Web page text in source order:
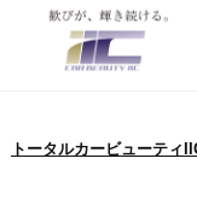
トータルカービューティ